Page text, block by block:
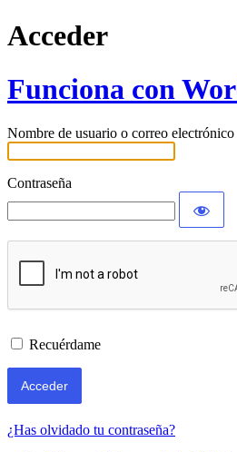
Acceder
Funciona con
Nombre de usuario o correo electrónico
Contraseña
Recuérdame
¿Has olvidado tu contraseña?